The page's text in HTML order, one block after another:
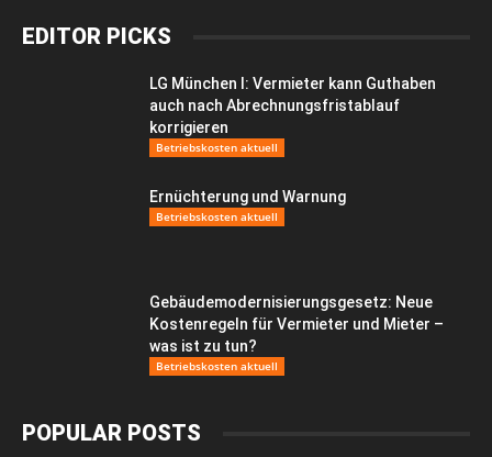
EDITOR PICKS
LG München I: Vermieter kann Guthaben
auch nach Abrechnungsfristablauf
korrigieren
Betriebskosten aktuell
Ernüchterung und Warnung
Betriebskosten aktuell
Gebäudemodernisierungsgesetz: Neue
Kostenregeln für Vermieter und Mieter –
was ist zu tun?
Betriebskosten aktuell
POPULAR POSTS